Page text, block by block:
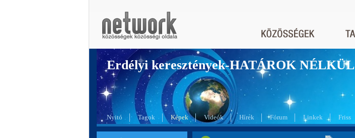
Erdélyi keresztények-HATÁROK NÉLKÜL
Nyitó Tagok Képek Videók Hírek Fórum Linkek Friss